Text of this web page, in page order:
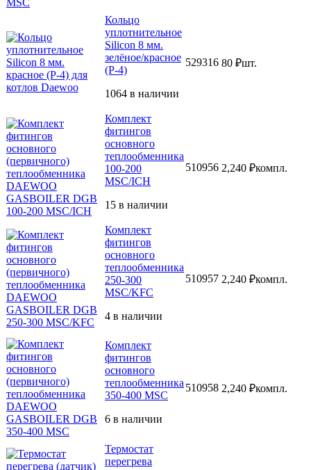
Кольцо
уплотнительное
Silicon 8 мм.
зелёное/красное
(Р-4)
1064 в наличии
529316 80 ₽шт.
Комплект
фитингов
основного
теплообменника
100-200
MSC/ICH
15 в наличии
510956 2,240 ₽компл.
Комплект
фитингов
основного
теплообменника
250-300
MSC/KFC
4 в наличии
510957 2,240 ₽компл.
Комплект
фитингов
основного
теплообменника
350-400 MSC
6 в наличии
510958 2,240 ₽компл.
Термостат
перегрева